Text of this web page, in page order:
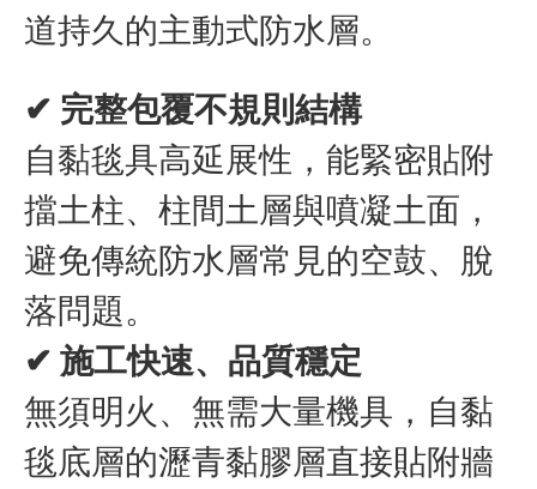
道持久的主動式防水層。
✔ 完整包覆不規則結構
自黏毯具高延展性，能緊密貼附
擋土柱、柱間土層與噴凝土面，
避免傳統防水層常見的空鼓、脫
落問題。
✔ 施工快速、品質穩定
無須明火、無需大量機具，自黏
毯底層的瀝青黏膠層直接貼附牆